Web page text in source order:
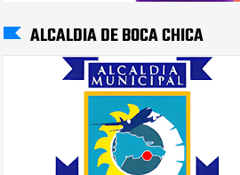
ALCALDIA DE BOCA CHICA